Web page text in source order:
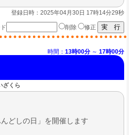
登録日時：2025年04月30日 17時14分29秒
削除 修正
時間： 13時00分 ～ 17時00分
くら
どしの日」を開催します